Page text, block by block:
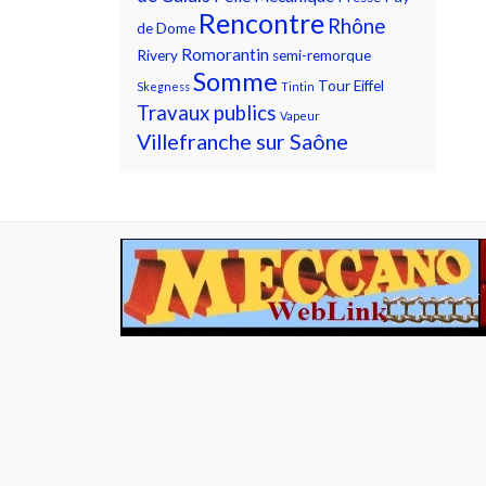
de Dome Rencontre Rhône
Rivery Romorantin semi-remorque
Skegness Somme Tintin Tour Eiffel
Travaux publics Vapeur
Villefranche sur Saône